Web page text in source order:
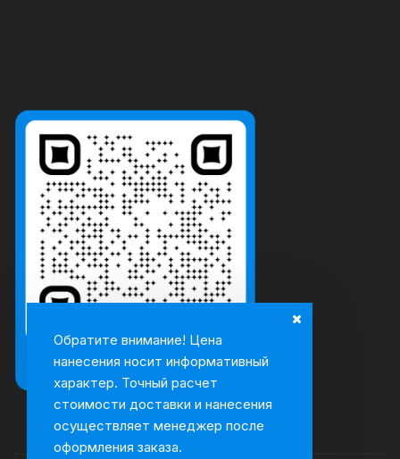
Обратите внимание! Цена
нанесения носит информативный
характер. Точный расчет
стоимости доставки и нанесения
осуществляет менеджер после
оформления заказа.